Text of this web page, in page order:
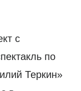
с
по
Теркин»